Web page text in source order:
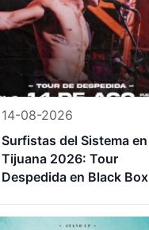
14-08-2026
Surfistas del Sistema en
Tijuana 2026: Tour
Despedida en Black Box